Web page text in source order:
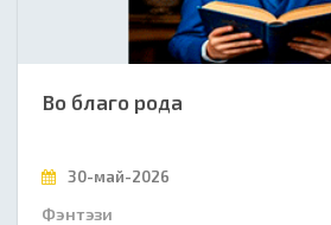
Во благо рода
30-май-2026
Фэнтэзи